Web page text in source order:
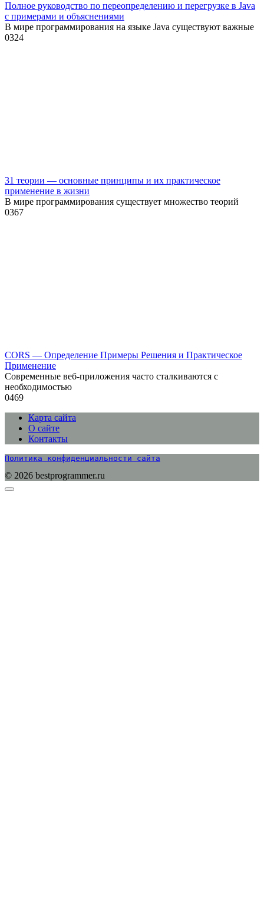
Полное руководство по переопределению и перегрузке в Java
с примерами и объяснениями
В мире программирования на языке Java существуют важные
0324
31 теории — основные принципы и их практическое
применение в жизни
В мире программирования существует множество теорий
0367
CORS — Определение Примеры Решения и Практическое
Применение
Современные веб-приложения часто сталкиваются с
необходимостью
0469
Карта сайта
О сайте
Контакты
Политика конфиденциальности сайта
© 2026 bestprogrammer.ru